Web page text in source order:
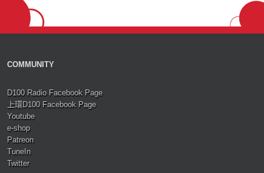
COMMUNITY
D100 Radio Facebook Page
上環D100 Facebook Page
Youtube
e-shop
Patreon
TuneIn
Twitter